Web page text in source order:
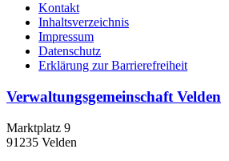
Kontakt
Inhaltsverzeichnis
Impressum
Datenschutz
Erklärung zur Barrierefreiheit
Verwaltungsgemeinschaft Velden
Marktplatz 9
91235 Velden